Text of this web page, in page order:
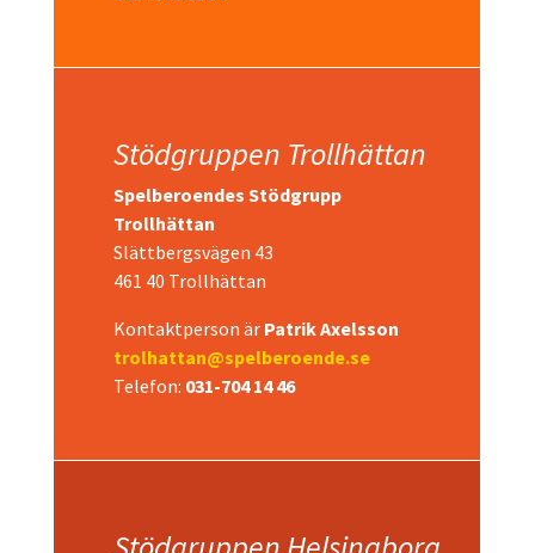
Stödgruppen Trollhättan
Spelberoendes Stödgrupp
Trollhättan
Slättbergsvägen 43
461 40 Trollhättan
Kontaktperson är Patrik Axelsson
trolhattan@spelberoende.se
Telefon: 031-704 14 46